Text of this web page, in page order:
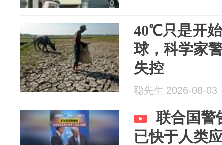
40℃只是开
球，科学家
失控
聪先生 2026-08-03
联合国警
已快于人类